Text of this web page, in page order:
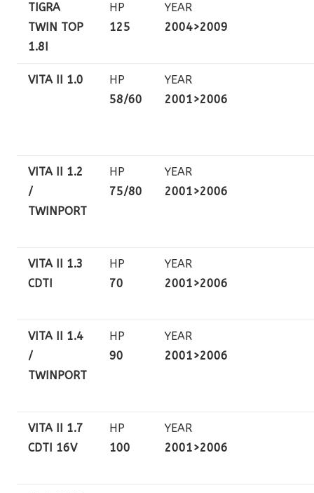
TIGRA
TWIN TOP
1.8I
HP
125
YEAR
2004>2009
VITA II 1.0
HP
58/60
YEAR
2001>2006
VITA II 1.2
/
TWINPORT
HP
75/80
YEAR
2001>2006
VITA II 1.3
CDTI
HP
70
YEAR
2001>2006
VITA II 1.4
/
TWINPORT
HP
90
YEAR
2001>2006
VITA II 1.7
CDTI 16V
HP
100
YEAR
2001>2006